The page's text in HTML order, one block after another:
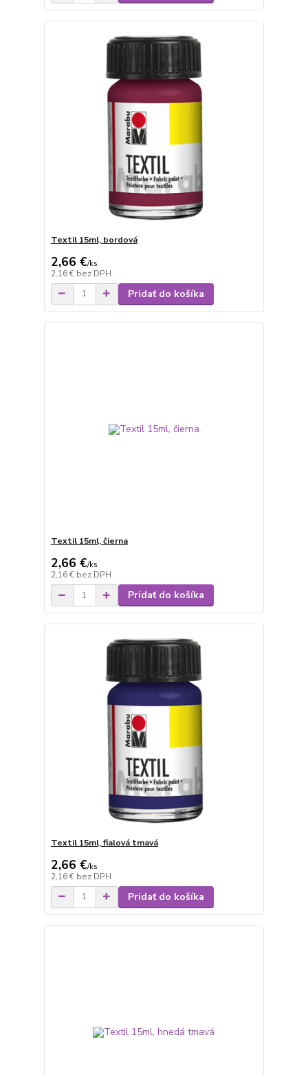
Textil 15ml, bordová
2,66 €/ks
2,16 € bez DPH
Pridať do košíka
Textil 15ml, čierna
2,66 €/ks
2,16 € bez DPH
Pridať do košíka
Textil 15ml, fialová tmavá
2,66 €/ks
2,16 € bez DPH
Pridať do košíka